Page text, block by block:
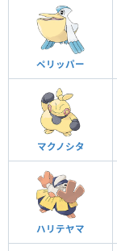
ペリッパー
マクノシタ
ハリテヤマ